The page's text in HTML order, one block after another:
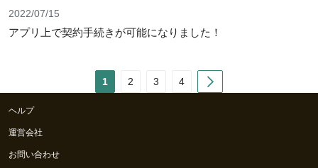
2022/07/15
アプリ上で契約手続きが可能になりました！
1 2 3 4
ヘルプ
運営会社
お問い合わせ